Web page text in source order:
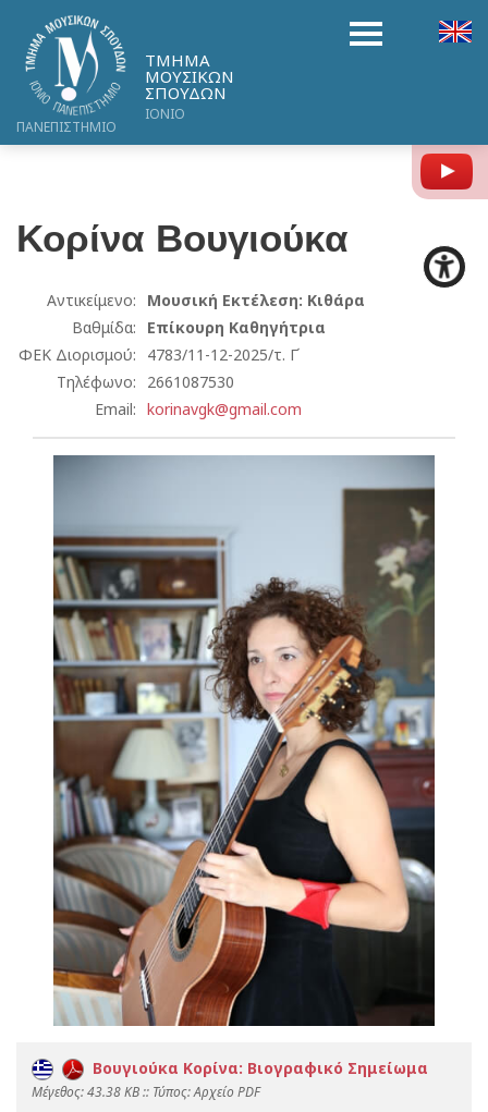
ΤΜΗΜΑ
ΜΟΥΣΙΚΩΝ
ΣΠΟΥΔΩΝ
ΙΟΝΙΟ
ΠΑΝΕΠΙΣΤΗΜΙΟ
Κορίνα Βουγιούκα
Αντικείμενο:
Μουσική Εκτέλεση: Κιθάρα
Βαθμίδα:
Επίκουρη Καθηγήτρια
ΦΕΚ Διορισμού:
4783/11-12-2025/τ. Γ΄
Τηλέφωνο:
2661087530
Email: korinavgk@gmail.com
Βουγιούκα Κορίνα: Βιογραφικό Σημείωμα
Mέγεθος: 43.38 KB :: Τύπος: Αρχείο PDF